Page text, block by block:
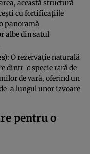
această structură
cu fortificațiile
panoramă
albe din satul
: O rezervație naturală
dintr-o specie rară de
de vară, oferind un
a lungul unor izvoare
pentru o